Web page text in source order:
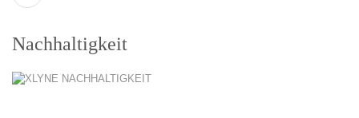
Nachhaltigkeit